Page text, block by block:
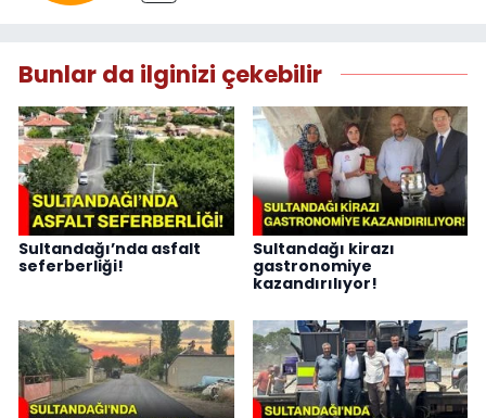
Bunlar da ilginizi çekebilir
Sultandağı’nda asfalt
seferberliği!
Sultandağı kirazı
gastronomiye
kazandırılıyor!